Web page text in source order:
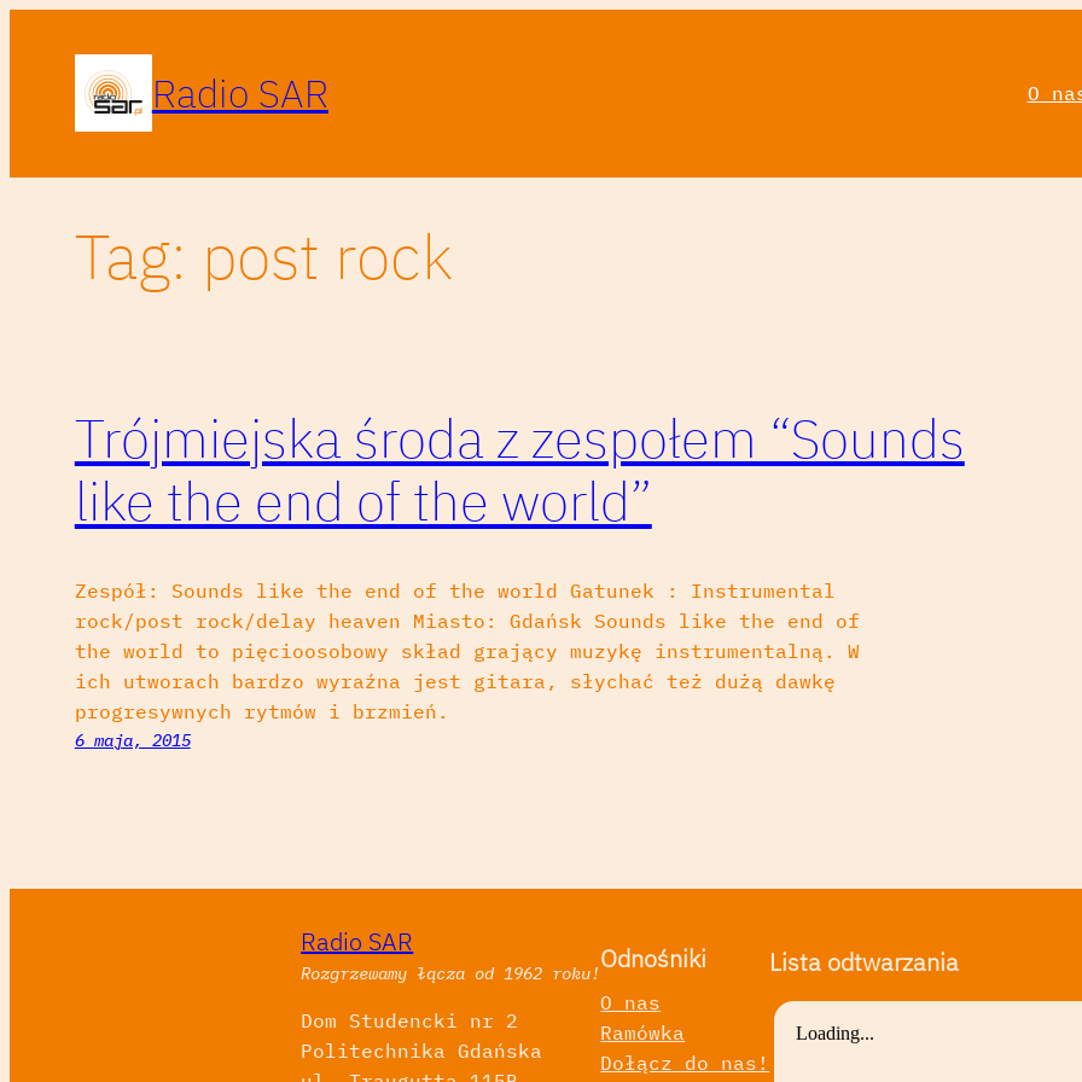
Radio SAR O
Tag: post rock
Trójmiejska środa z zespołem “Sounds
like the end of the world”
Zespół: Sounds like the end of the world Gatunek : Instrumental
rock/post rock/delay heaven Miasto: Gdańsk Sounds like the end of
the world to pięcioosobowy skład grający muzykę instrumentalną. W
ich utworach bardzo wyraźna jest gitara, słychać też dużą dawkę
progresywnych rytmów i brzmień.
6 maja, 2015
Radio SAR
Rozgrzewamy łącza od 1962 roku!
Dom Studencki nr 2
Politechnika Gdańska
Odnośniki
O nas
Ramówka
Dołącz do nas!
Lista odtwarzania